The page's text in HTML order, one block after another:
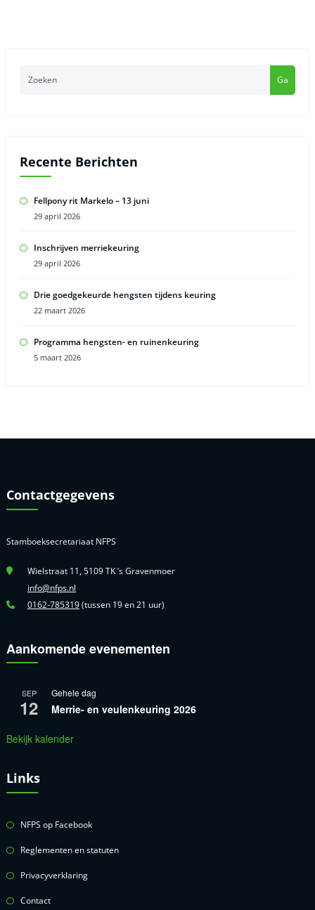
Ga
Recente Berichten
Fellpony rit Markelo – 13 juni
29 april 2026
Inschrijven merriekeuring
29 april 2026
Drie goedgekeurde hengsten tijdens keuring
22 maart 2026
Programma hengsten- en ruinenkeuring
5 maart 2026
Contactgegevens
Stamboeksecretariaat NFPS
Wielstraat 11, 5109 TK ’s Gravenmoer
info@nfps.nl
0162-785319(tussen 19 en 21 uur)
Aankomende evenementen
SEP
12
Gehele dag
Merrie- en veulenkeuring 2026
Bekijk kalender
Links
NFPS op Facebook
Reglementen en statuten
Privacyverklaring
Contact